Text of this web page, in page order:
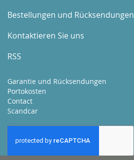
Bestellungen und Rücksendungen
Kontaktieren Sie uns
RSS
Garantie und Rücksendungen
Portokosten
Contact
Scandcar